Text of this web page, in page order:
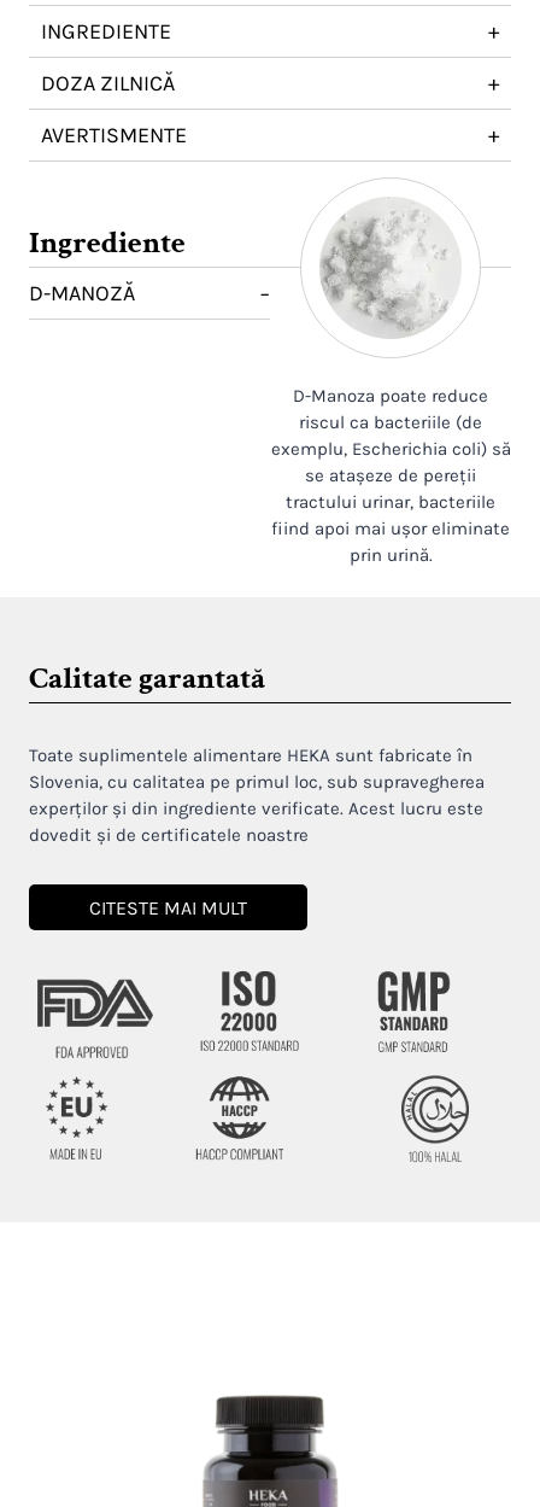
INGREDIENTE
+
DOZA ZILNICĂ
+
AVERTISMENTE
+
Ingrediente
D-MANOZĂ −
D-Manoza poate reduce
riscul ca bacteriile (de
exemplu, Escherichia coli) să
se atașeze de pereții
tractului urinar, bacteriile
fiind apoi mai ușor eliminate
prin urină.
Calitate garantată
Toate suplimentele alimentare HEKA sunt fabricate în
Slovenia, cu calitatea pe primul loc, sub supravegherea
experților și din ingrediente verificate. Acest lucru este
dovedit și de certificatele noastre
CITESTE MAI MULT